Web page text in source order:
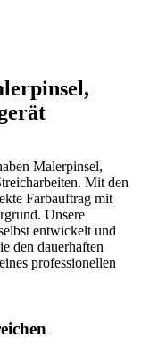
Malerpinsel,
Mit den
Farbauftrag mit
Unsere
entwickelt und
den dauerhaften
professionellen